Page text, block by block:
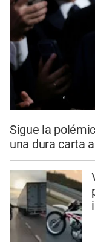
Sigue la
una dura carta